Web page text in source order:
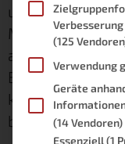
und einfach
Meinung nach.
auch die
Beitrag einmal
kennst du ja die
bislang auch
(125
Verwendung
Geräte
(14 Vendoren)
Es folgt eine Liste
Essenziell(1